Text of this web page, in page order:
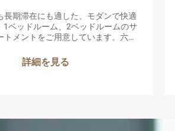
長期滞在にも適した、モダンで快適
1ベッドルーム、2ベッドルームのサ
トメントをご用意しています。六本
アクセスできます。
詳細を見る